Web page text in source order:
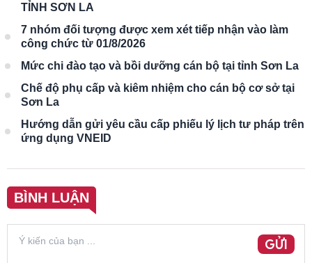
TỈNH SƠN LA
7 nhóm đối tượng được xem xét tiếp nhận vào làm
công chức từ 01/8/2026
Mức chi đào tạo và bồi dưỡng cán bộ tại tỉnh Sơn La
Chế độ phụ cấp và kiêm nhiệm cho cán bộ cơ sở tại
Sơn La
Hướng dẫn gửi yêu cầu cấp phiếu lý lịch tư pháp trên
ứng dụng VNEID
BÌNH LUẬN
GỬI